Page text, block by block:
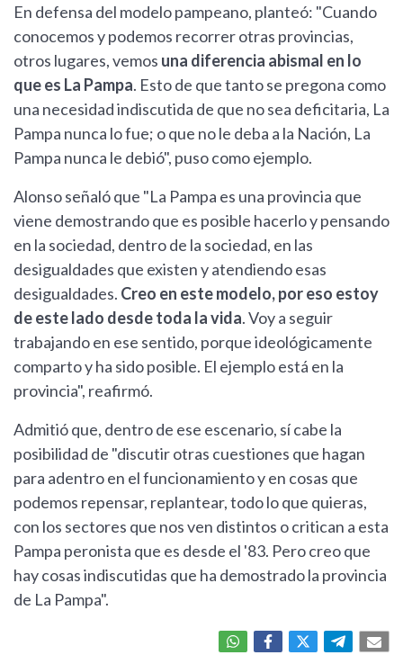
En defensa del modelo pampeano, planteó: "Cuando
conocemos y podemos recorrer otras provincias,
otros lugares, vemos una diferencia abismal en lo
que es La Pampa. Esto de que tanto se pregona como
una necesidad indiscutida de que no sea deficitaria, La
Pampa nunca lo fue; o que no le deba a la Nación, La
Pampa nunca le debió", puso como ejemplo.
Alonso señaló que "La Pampa es una provincia que
viene demostrando que es posible hacerlo y pensando
en la sociedad, dentro de la sociedad, en las
desigualdades que existen y atendiendo esas
desigualdades. Creo en este modelo, por eso estoy
de este lado desde toda la vida. Voy a seguir
trabajando en ese sentido, porque ideológicamente
comparto y ha sido posible. El ejemplo está en la
provincia", reafirmó.
Admitió que, dentro de ese escenario, sí cabe la
posibilidad de "discutir otras cuestiones que hagan
para adentro en el funcionamiento y en cosas que
podemos repensar, replantear, todo lo que quieras,
con los sectores que nos ven distintos o critican a esta
Pampa peronista que es desde el '83. Pero creo que
hay cosas indiscutidas que ha demostrado la provincia
de La Pampa".